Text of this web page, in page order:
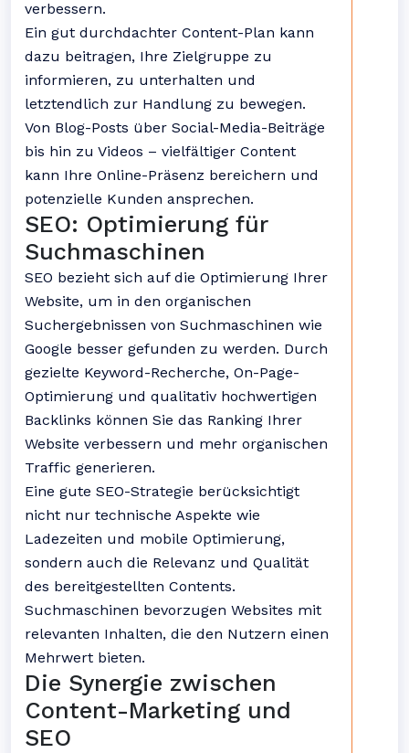
verbessern.
Ein gut durchdachter Content-Plan kann
dazu beitragen, Ihre Zielgruppe zu
informieren, zu unterhalten und
letztendlich zur Handlung zu bewegen.
Von Blog-Posts über Social-Media-Beiträge
bis hin zu Videos – vielfältiger Content
kann Ihre Online-Präsenz bereichern und
potenzielle Kunden ansprechen.
SEO: Optimierung für
Suchmaschinen
SEO bezieht sich auf die Optimierung Ihrer
Website, um in den organischen
Suchergebnissen von Suchmaschinen wie
Google besser gefunden zu werden. Durch
gezielte Keyword-Recherche, On-Page-
Optimierung und qualitativ hochwertigen
Backlinks können Sie das Ranking Ihrer
Website verbessern und mehr organischen
Traffic generieren.
Eine gute SEO-Strategie berücksichtigt
nicht nur technische Aspekte wie
Ladezeiten und mobile Optimierung,
sondern auch die Relevanz und Qualität
des bereitgestellten Contents.
Suchmaschinen bevorzugen Websites mit
relevanten Inhalten, die den Nutzern einen
Mehrwert bieten.
Die Synergie zwischen
Content-Marketing und
SEO